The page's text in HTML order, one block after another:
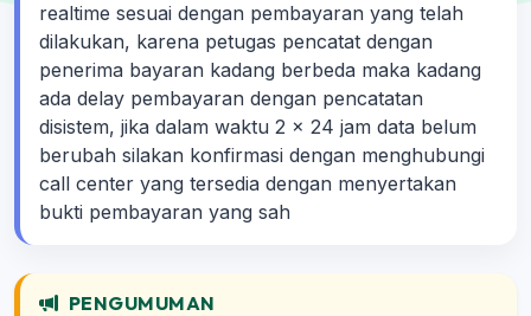
realtime sesuai dengan pembayaran yang telah
dilakukan, karena petugas pencatat dengan
penerima bayaran kadang berbeda maka kadang
ada delay pembayaran dengan pencatatan
disistem, jika dalam waktu 2 x 24 jam data belum
berubah silakan konfirmasi dengan menghubungi
call center yang tersedia dengan menyertakan
bukti pembayaran yang sah
PENGUMUMAN